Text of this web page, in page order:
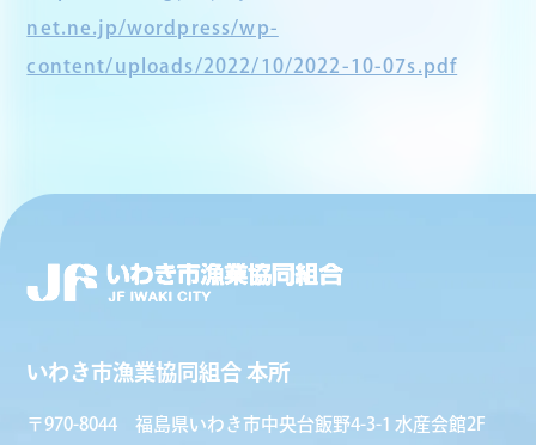
net.ne.jp/wordpress/wp-
content/uploads/2022/10/2022-10-07s.pdf
いわき市漁業協同組合 本所
〒970-8044 福島県いわき市中央台飯野4-3-1 水産会館2F